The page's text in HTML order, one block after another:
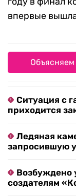
впервые
Объясняем
Ситуация с
приходится
Ледяная
запросившую
Возбуждено
создателям